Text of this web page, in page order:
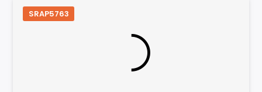
SRAP5763